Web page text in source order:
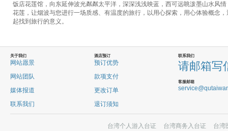
饭店花莲馆，向东延伸波光粼粼太平洋，深深浅浅映蓝，西可远眺泼墨山水风
花莲，让烟波与您进行一场质感、有温度的旅行，以用心探索，用心体验概念
起找到旅行的意义。
关于我们
网站愿景
网站团队
媒体报道
联系我们
酒店预订
预订优势
款项支付
更改订单
退订须知
联系我们
请邮箱写
客服邮箱
台湾个人游入台证 台湾商务入台证 台湾